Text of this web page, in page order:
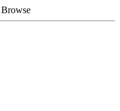
Browse